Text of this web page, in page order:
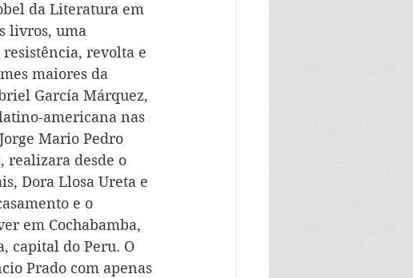
da Literatura em
livros, uma
revolta e
maiores da
García Márquez,
americana nas
Mario Pedro
realizara desde o
Dora Llosa Ureta e
e o
em Cochabamba,
capital do Peru. O
Prado com apenas